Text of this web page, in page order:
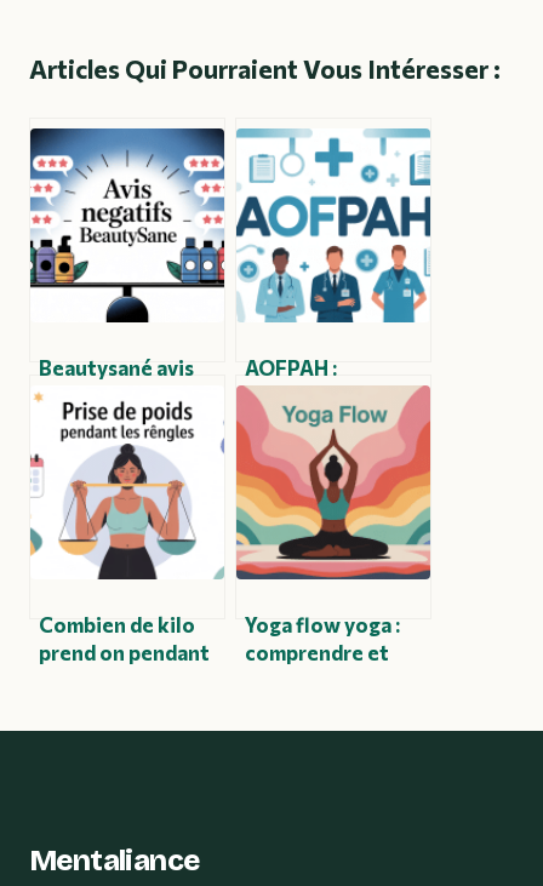
Articles Qui Pourraient Vous Intéresser :
Beautysané avis
négatifs : ce que
disent vraiment
les utilisateurs
AOFPAH :
comprendre ce
que recouvre ce
sigle, ses enjeux et
ses applications
Combien de kilo
prend on pendant
agir
Yoga flow yoga :
comprendre et
fluide et moderne
Mentaliance